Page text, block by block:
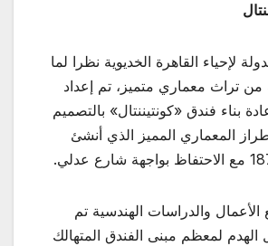
لإحياء القاهرة الخديوية نظرا لما
من تراث معماري متميز، تم إعداد
بناء فندق «كونتيننتال» بالتصميم
المعماري المميز الذي أنشئ
والدراسات الهندسية تم
الهدم لمعظم مبنى الفندق المتهالك